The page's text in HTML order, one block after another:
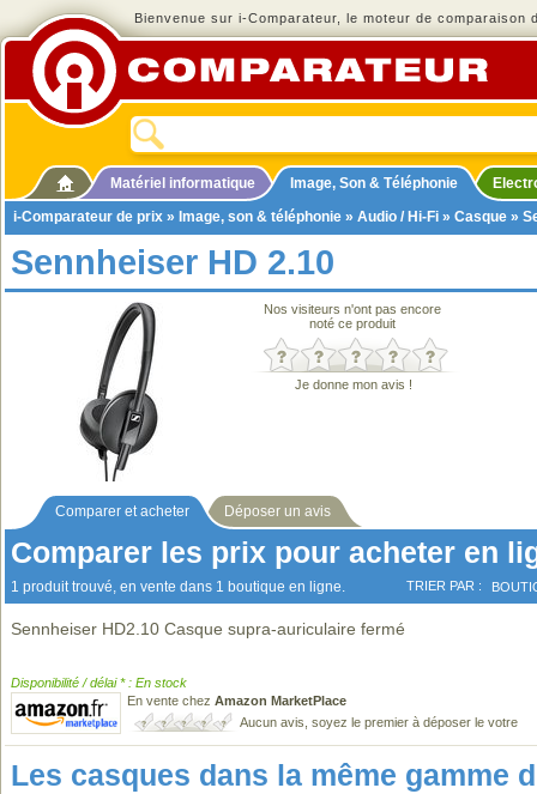
Bienvenue sur i-Comparateur, le moteur de comparaison
Matériel informatique Image, Son & Téléphonie
i-Comparateur de prix » Image, son & téléphonie » Audio / Hi-Fi » Casque »
Sennheiser HD 2.10
Nos visiteurs n'ont pas encore
noté ce produit
Je donne mon avis !
Comparer et acheter Déposer un avis
Comparer les prix pour acheter en
1 produit trouvé, en vente dans 1 boutique en ligne. TRIER PAR :
Sennheiser HD2.10 Casque supra-auriculaire fermé
Disponibilité / délai * : En stock
En vente chez Amazon MarketPlace
Aucun avis, soyez le premier à déposer le votre
Les casques dans la même gamme